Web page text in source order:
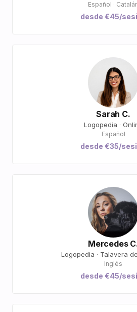
Español ·
desde €45/
Sarah C.
Logopedia ·
Español
desde €35/
Mercedes
Logopedia · Talavera
Inglés
desde €45/